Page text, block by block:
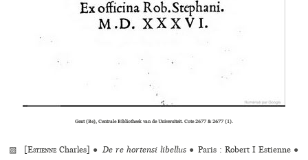
Gent (Be), Centrale Bibliotheek van de Universiteit. Cote 2677 & 2677 (1).
▨ [Estienne Charles] ● De re hortensi libellus ● Paris : Robert I Estienne ●